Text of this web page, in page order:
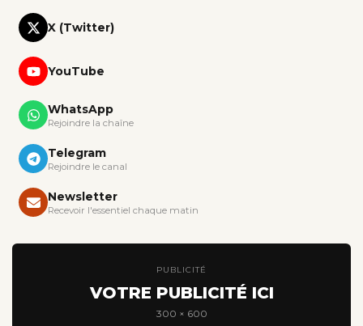
X (Twitter)
YouTube
WhatsApp
Rejoindre la chaîne
Telegram
Rejoindre le canal
Newsletter
Recevoir l'essentiel chaque matin
PUBLICITÉ
VOTRE PUBLICITÉ ICI
300 × 600